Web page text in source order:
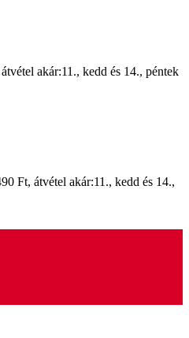
átvétel akár:11., kedd és 14., péntek
Ft, átvétel akár:11., kedd és 14.,